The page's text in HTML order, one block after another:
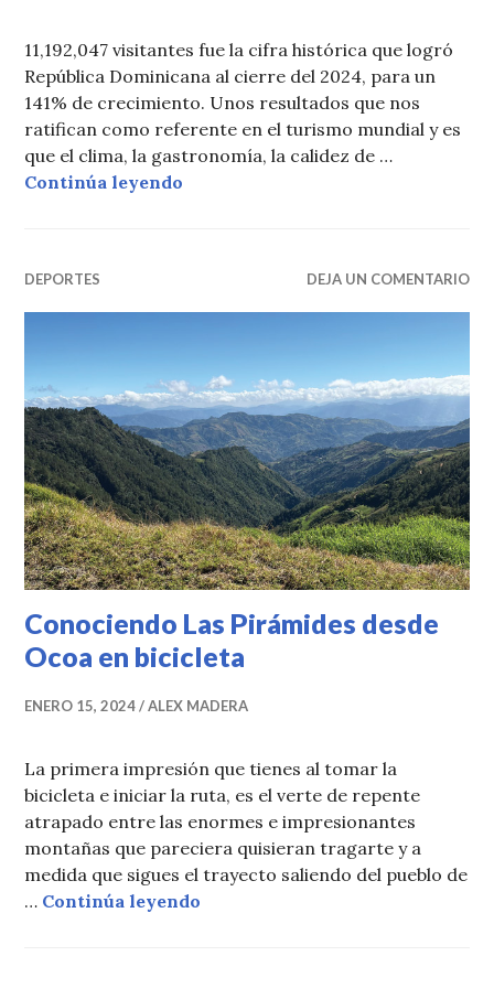
11,192,047 visitantes fue la cifra histórica que logró
República Dominicana al cierre del 2024, para un
141% de crecimiento. Unos resultados que nos
ratifican como referente en el turismo mundial y es
que el clima, la gastronomía, la calidez de …
Continúa leyendo
DEPORTES DEJA UN COMENTARIO
Conociendo Las Pirámides desde
Ocoa en bicicleta
ENERO 15, 2024 ALEX MADERA
La primera impresión que tienes al tomar la
bicicleta e iniciar la ruta, es el verte de repente
atrapado entre las enormes e impresionantes
montañas que pareciera quisieran tragarte y a
medida que sigues el trayecto saliendo del pueblo de
… Continúa leyendo